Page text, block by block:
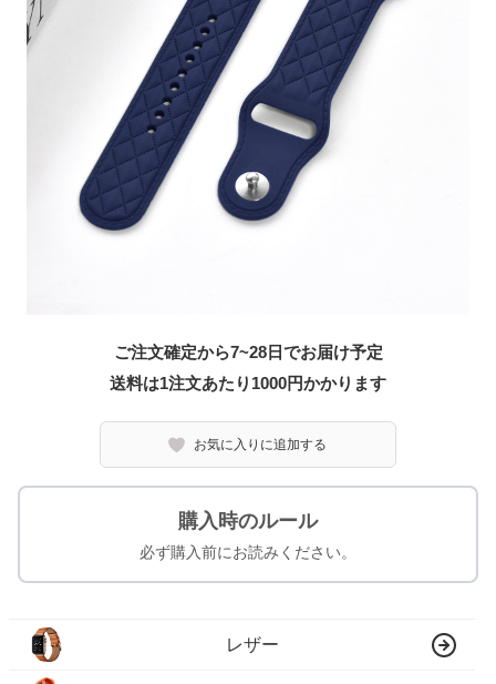
ご注文確定から7~28日でお届け予定
送料は1注文あたり 1000円かかります
お気に入りに追加する
購入時のルール
必ず購入前にお読みください。
レザー